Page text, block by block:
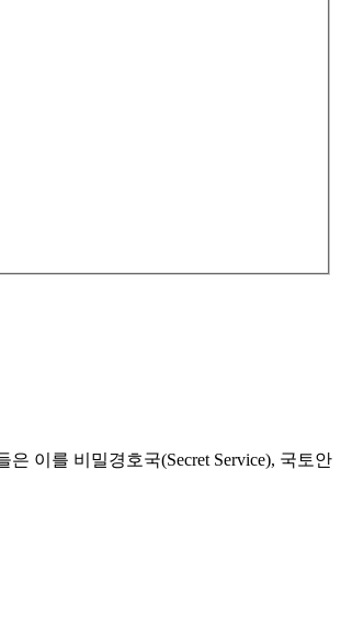
이를 비밀경호국(Secret Service), 국토안